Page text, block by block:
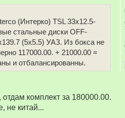
(Интерко) TSL 33x12.5-
стальные диски OFF-
(5x5.5) УАЗ. Из бокса не
117000.00. + 21000.00 =
и отбалансированны.
комплект за 180000.00.
не китай...